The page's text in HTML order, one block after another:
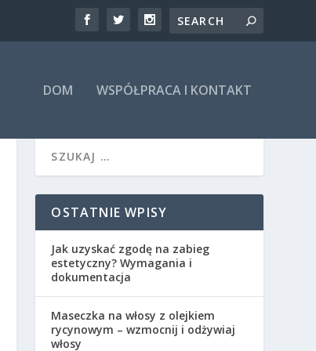
DOM WSPÓŁPRACA I KONTAKT
OSTATNIE WPISY
Jak uzyskać zgodę na zabieg
estetyczny? Wymagania i
dokumentacja
Maseczka na włosy z olejkiem
rycynowym – wzmocnij i odżywiaj
włosy